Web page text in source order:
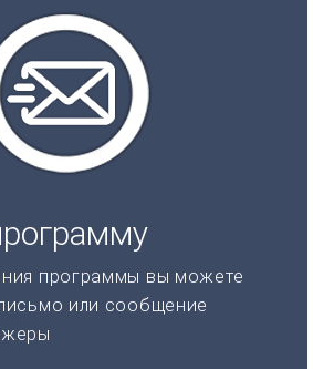
программы вы можете
или сообщение